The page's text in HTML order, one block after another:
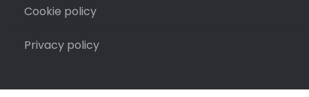
Cookie policy
Privacy policy